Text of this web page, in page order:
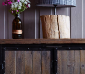
Breakfast,